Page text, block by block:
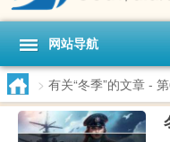
网站导航
> 有关“冬季”的文章 -